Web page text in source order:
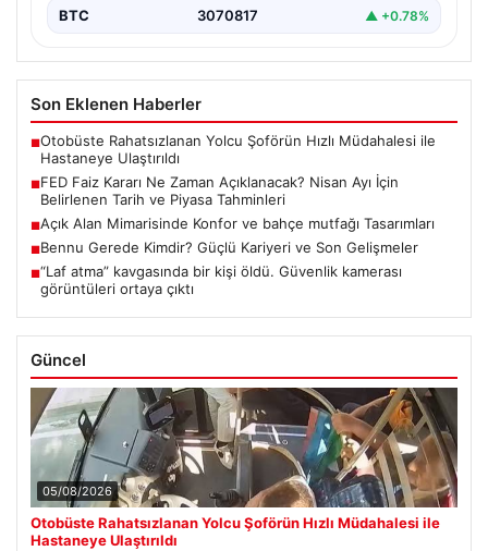
BTC 3070817 ▲ +0.78%
Son Eklenen Haberler
■Otobüste Rahatsızlanan Yolcu Şoförün Hızlı Müdahalesi ile
Hastaneye Ulaştırıldı
■FED Faiz Kararı Ne Zaman Açıklanacak? Nisan Ayı İçin
Belirlenen Tarih ve Piyasa Tahminleri
■Açık Alan Mimarisinde Konfor ve bahçe mutfağı Tasarımları
■Bennu Gerede Kimdir? Güçlü Kariyeri ve Son Gelişmeler
■“Laf atma” kavgasında bir kişi öldü. Güvenlik kamerası
görüntüleri ortaya çıktı
Güncel
05/08/2026
Otobüste Rahatsızlanan Yolcu Şoförün Hızlı Müdahalesi ile
Hastaneye Ulaştırıldı